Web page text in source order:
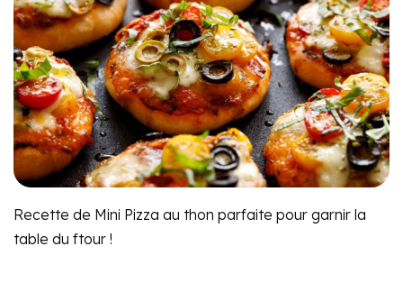
Recette de Mini Pizza au thon parfaite pour garnir la
table du ftour !